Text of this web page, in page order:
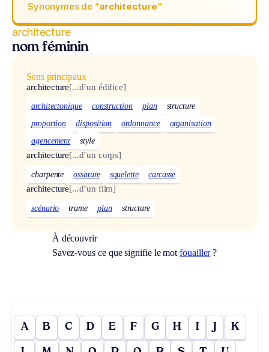
Synonymes de “architecture“
architecture
nom féminin
Sens principaux
architecture[...d’un édifice]
architectonique construction plan
structure
proportion
disposition ordonnance
organisation
agencement
style
architecture[...d’un corps]
charpente ossature squelette carcasse
architecture[...d’un film]
scénario trame plan structure
À découvrir
Savez-vous ce que signifie le motfouailler?
A B C D E F G H I J K